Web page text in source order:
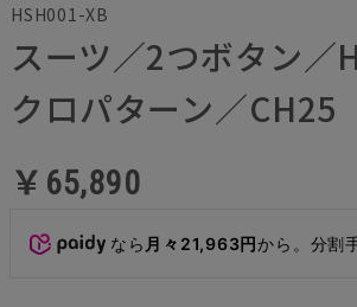
HSH001-XB
スーツ／2つボタン／
クロパターン／CH25
￥65,890
なら 月々21,963円から。分割